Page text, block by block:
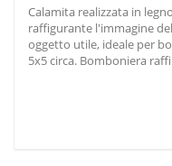
Calamita realizzata in
raffigurante l'immagine
oggetto utile, ideale per
5x5 circa. Bomboniera